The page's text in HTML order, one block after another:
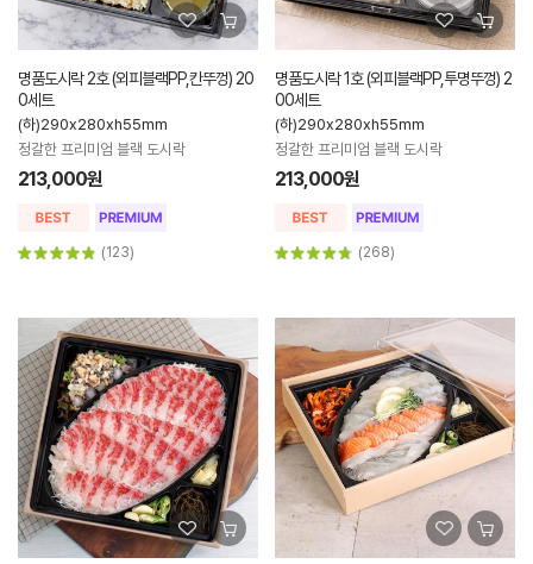
명품도시락 2호 (외피블랙PP,칸뚜껑) 20
0세트
(하)290x280xh55mm
정갈한 프리미엄 블랙 도시락
213,000원
(123)
명품도시락 1호 (외피블랙PP,투명뚜껑) 2
00세트
(하)290x280xh55mm
정갈한 프리미엄 블랙 도시락
213,000원
(268)